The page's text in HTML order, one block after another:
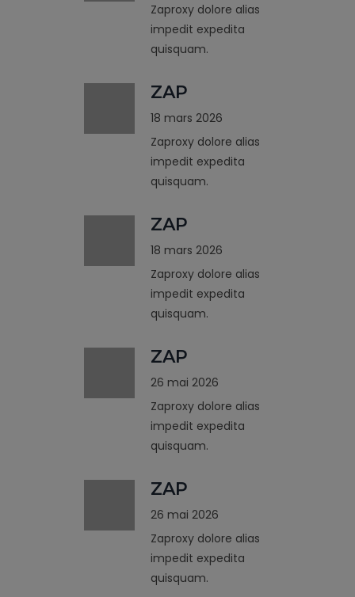
Zaproxy dolore alias
impedit expedita
quisquam.
ZAP
18 mars 2026
Zaproxy dolore alias
impedit expedita
quisquam.
ZAP
18 mars 2026
Zaproxy dolore alias
impedit expedita
quisquam.
ZAP
26 mai 2026
Zaproxy dolore alias
impedit expedita
quisquam.
ZAP
26 mai 2026
Zaproxy dolore alias
impedit expedita
quisquam.